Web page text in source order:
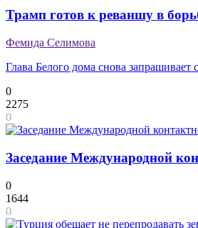
Трамп готов к реваншу в
Фемида Селимова
Глава Белого дома снова запрашивает
0
2275
0
Заседание Международной
0
1644
0